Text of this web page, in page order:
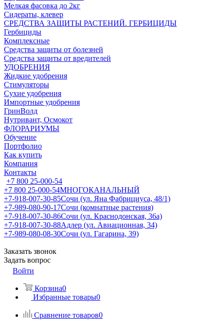
Мелкая фасовка до 2кг
Сидераты, клевер
СРЕДСТВА ЗАЩИТЫ РАСТЕНИЙ. ГЕРБИЦИДЫ
Гербициды
Комплексные
Средства защиты от болезней
Средства защиты от вредителей
УДОБРЕНИЯ
Жидкие удобрения
Стимуляторы
Сухие удобрения
Импортные удобрения
ГринВолд
Нутривант, Осмокот
ФЛОРАРИУМЫ
Обучение
Портфолио
Как купить
Компания
Контакты
+7 800 25-000-54
+7 800 25-000-54МНОГОКАНАЛЬНЫЙ
+7-918-007-30-85Сочи (ул. Яна Фабрициуса, 48/1)
+7-989-080-90-17Сочи (комнатные растения)
+7-918-007-30-86Сочи (ул. Краснодонская, 36а)
+7-918-007-30-88Адлер (ул. Авиационная, 34)
+7-989-080-08-30Сочи (ул. Гагарина, 39)
Заказать звонок
Задать вопрос
Войти
Корзина0
Избранные товары0
Сравнение товаров0